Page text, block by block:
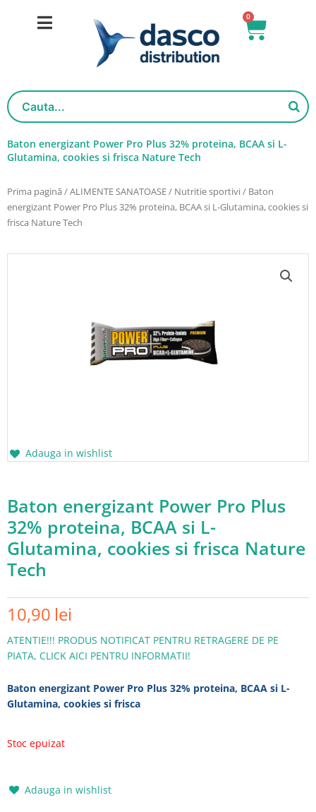
0
Cart
Baton energizant Power Pro Plus 32% proteina, BCAA si L-
Glutamina, cookies si frisca Nature Tech
Prima pagină /ALIMENTE SANATOASE/ Nutritie sportivi/ Baton
energizant Power Pro Plus 32% proteina, BCAA si L-Glutamina, cookies si
frisca Nature Tech
Adauga in wishlist
Baton energizant Power Pro Plus
32% proteina, BCAA si L-
Glutamina, cookies si frisca Nature
Tech
10,90 lei
ATENTIE!!! PRODUS NOTIFICAT PENTRU RETRAGERE DE PE
PIATA, CLICK AICI PENTRU INFORMATII!
Baton energizant Power Pro Plus 32% proteina, BCAA si L-
Glutamina, cookies si frisca
Stoc epuizat
Adauga in wishlist